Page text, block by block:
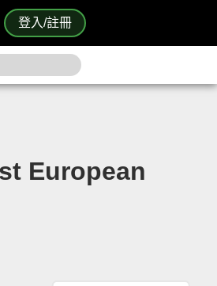
登入/註冊
European